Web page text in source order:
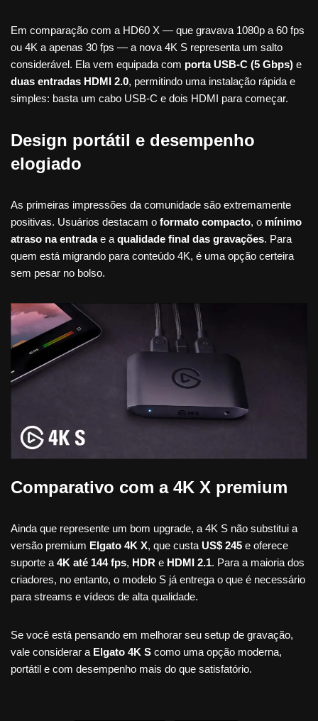
Em comparação com a HD60 X — que gravava 1080p a 60 fps
ou 4K a apenas 30 fps — a nova 4K S representa um salto
considerável. Ela vem equipada com porta USB-C (5 Gbps) e
duas entradas HDMI 2.0, permitindo uma instalação rápida e
simples: basta um cabo USB-C e dois HDMI para começar.
Design portátil e desempenho
elogiado
As primeiras impressões da comunidade são extremamente
positivas. Usuários destacam o formato compacto, o mínimo
atraso na entradae a qualidade final das gravações. Para
quem está migrando para conteúdo 4K, é uma opção certeira
sem pesar no bolso.
Comparativo com a 4K X premium
Ainda que represente um bom upgrade, a 4K S não substitui a
versão premium Elgato 4K X, que custa US$ 245 e oferece
suporte a 4K até 144 fps, HDR e HDMI 2.1. Para a maioria dos
criadores, no entanto, o modelo S já entrega o que é necessário
para streams e vídeos de alta qualidade.
Se você está pensando em melhorar seu setup de gravação,
vale considerar a Elgato 4K S como uma opção moderna,
portátil e com desempenho mais do que satisfatório.